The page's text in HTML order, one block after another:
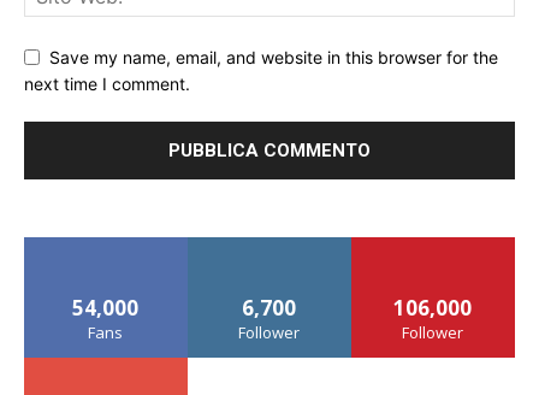
Save my name, email, and website in this browser for the
next time I comment.
54,000
Fans
6,700
Follower
106,000
Follower